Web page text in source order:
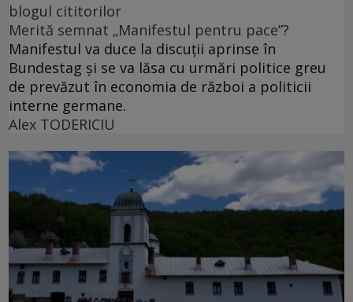
blogul cititorilor
Merită semnat „Manifestul pentru pace”?
Manifestul va duce la discuții aprinse în
Bundestag și se va lăsa cu urmări politice greu
de prevăzut în economia de război a politicii
interne germane.
Alex TODERICIU